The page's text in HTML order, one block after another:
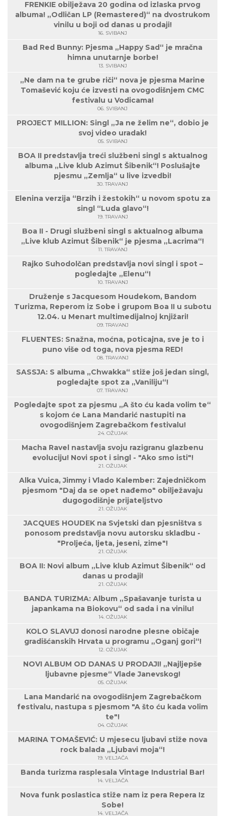
FRENKIE obilježava 20 godina od izlaska prvog
albuma! „Odličan LP (Remastered)“ na dvostrukom
vinilu u boji od danas u prodaji!
16. SVIBANJ
Bad Red Bunny: Pjesma „Happy Sad“ je mračna
himna unutarnje borbe!
13. SVIBANJ
„Ne dam na te grube riči“ nova je pjesma Marine
Tomašević koju će izvesti na ovogodišnjem CMC
festivalu u Vodicama!
06. SVIBANJ
PROJECT MILLION: Singl „Ja ne želim ne“, dobio je
svoj video uradak!
05. SVIBANJ
BOA II predstavlja treći službeni singl s aktualnog
albuma „Live klub Azimut Šibenik“! Poslušajte
pjesmu „Zemlja“ u live izvedbi!
30. TRAVANJ
Elenina verzija “Brzih i žestokih“ u novom spotu za
singl “Luda glavo“!
19. TRAVANJ
Boa II - Drugi službeni singl s aktualnog albuma
„Live klub Azimut Šibenik“ je pjesma „Lacrima“!
11. TRAVANJ
Rajko Suhodolčan predstavlja novi singl i spot –
pogledajte „Elenu“!
10. TRAVANJ
Druženje s Jacquesom Houdekom, Bandom
Turizma, Reperom iz Sobe i grupom Boa II u subotu
12.04. u Menart multimedijalnoj knjižari!
09. TRAVANJ
FLUENTES: Snažna, moćna, poticajna, sve je to i
puno više od toga, nova pjesma RED!
08. TRAVANJ
SASSJA: S albuma „Chwakka“ stiže još jedan singl,
pogledajte spot za „Vaniliju“!
07. TRAVANJ
Pogledajte spot za pjesmu „A što ću kada volim te“
s kojom će Lana Mandarić nastupiti na
ovogodišnjem Zagrebačkom festivalu!
24. OŽUJAK
Macha Ravel nastavlja svoju razigranu glazbenu
evoluciju! Novi spot i singl - "Ako smo isti"!
21. OŽUJAK
Alka Vuica, Jimmy i Vlado Kalember: Zajedničkom
pjesmom "Daj da se opet nađemo" obilježavaju
dugogodišnje prijateljstvo
21. OŽUJAK
JACQUES HOUDEK na Svjetski dan pjesništva s
ponosom predstavlja novu autorsku skladbu -
"Proljeća, ljeta, jeseni, zime"!
21. OŽUJAK
BOA II: Novi album „Live klub Azimut Šibenik“ od
danas u prodaji!
21. OŽUJAK
BANDA TURIZMA: Album „Spašavanje turista u
japankama na Biokovu“ od sada i na vinilu!
14. OŽUJAK
KOLO SLAVUJ donosi narodne plesne običaje
gradišćanskih Hrvata u programu „Oganj gori“!
12. OŽUJAK
NOVI ALBUM OD DANAS U PRODAJI! „Najljepše
ljubavne pjesme“ Vlade Janevskog!
05. OŽUJAK
Lana Mandarić na ovogodišnjem Zagrebačkom
festivalu, nastupa s pjesmom "A što ću kada volim
te"!
04. OŽUJAK
MARINA TOMAŠEVIĆ: U mjesecu ljubavi stiže nova
rock balada „Ljubavi moja“!
19. VELJAČA
Banda turizma rasplesala Vintage Industrial Bar!
14. VELJAČA
Nova funk poslastica stiže nam iz pera Repera Iz
Sobe!
14. VELJAČA